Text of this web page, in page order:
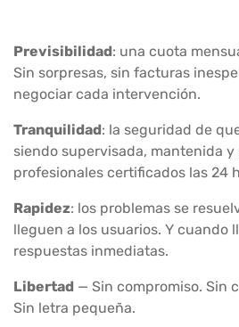
Previsibilidad: una cuota
Sin sorpresas, sin facturas
negociar cada intervención.
Tranquilidad: la seguridad de
siendo supervisada, mantenida
profesionales certificados las 24
Rapidez: los problemas se
lleguen a los usuarios. Y cuando
respuestas inmediatas.
Libertad — Sin compromiso. Sin
Sin letra pequeña.